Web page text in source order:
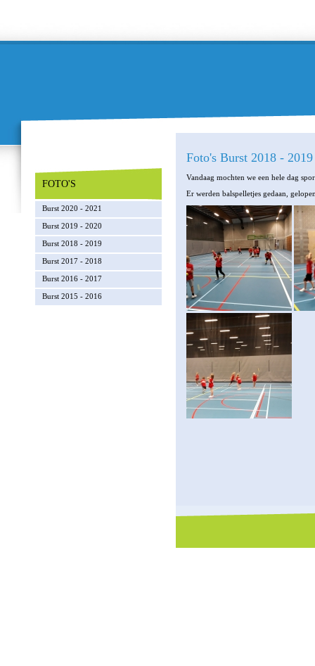
FOTO'S
Burst 2020 - 2021
Burst 2019 - 2020
Burst 2018 - 2019
Burst 2017 - 2018
Burst 2016 - 2017
Burst 2015 - 2016
Foto's Burst 2018 -
Vandaag mochten we een hele dag
Er werden balspelletjes gedaan,